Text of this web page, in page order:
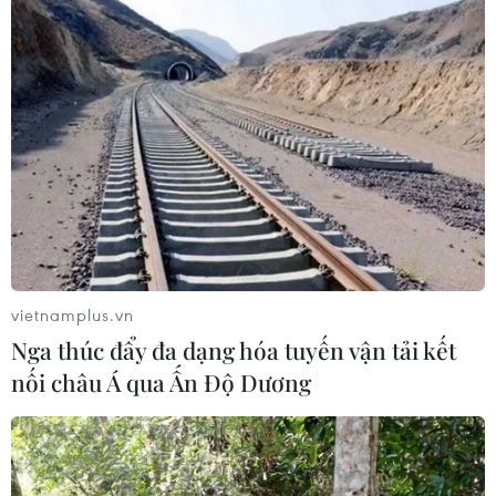
vietnamplus.vn
Nga thúc đẩy đa dạng hóa tuyến vận tải kết
nối châu Á qua Ấn Độ Dương